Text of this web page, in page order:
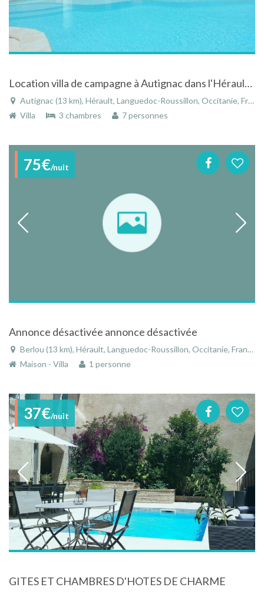
Location villa de campagne à Autignac dans l'Hérault - Languedoc Roussillon avec piscine privée
Autignac (13 km), Hérault, Languedoc-Roussillon, Occitanie, France
Villa
3 chambres 7 personnes
75€/nuit
Annonce désactivée annonce désactivée
Berlou (13 km), Hérault, Languedoc-Roussillon, Occitanie, France
Maison - Villa
1 personne
37€/nuit
GITES ET CHAMBRES D'HOTES DE CHARME